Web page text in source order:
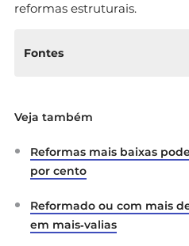
reformas estruturais.
Fontes
pensionistas de velhice em
integrado no Boletim
Económico de dezembro
da autoria de Cláudia
Lara Wemans.
Veja também
Reformas mais baixas
por cento
Reformado ou com mais
em mais‑valias